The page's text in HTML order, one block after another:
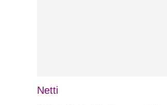
Netti